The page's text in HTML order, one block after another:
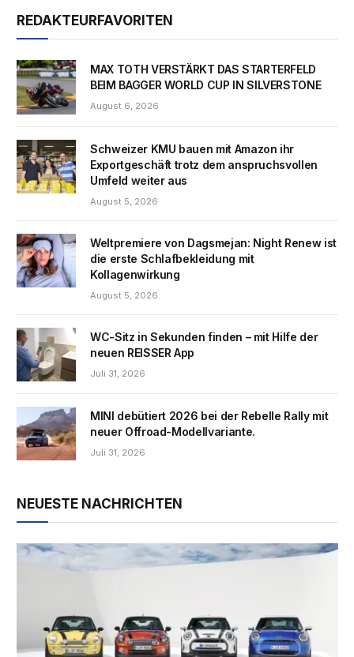
REDAKTEURFAVORITEN
MAX TOTH VERSTÄRKT DAS STARTERFELD
BEIM BAGGER WORLD CUP IN SILVERSTONE
August 6, 2026
Schweizer KMU bauen mit Amazon ihr
Exportgeschäft trotz dem anspruchsvollen
Umfeld weiter aus
August 5, 2026
Weltpremiere von Dagsmejan: Night Renew ist
die erste Schlafbekleidung mit
Kollagenwirkung
August 5, 2026
WC-Sitz in Sekunden finden – mit Hilfe der
neuen REISSER App
Juli 31, 2026
MINI debütiert 2026 bei der Rebelle Rally mit
neuer Offroad-Modellvariante.
Juli 31, 2026
NEUESTE NACHRICHTEN